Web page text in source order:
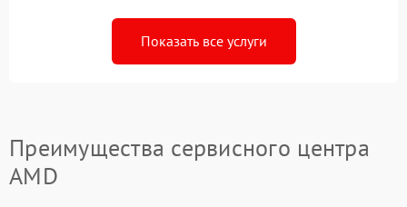
Показать все услуги
Преимущества сервисного центра
AMD